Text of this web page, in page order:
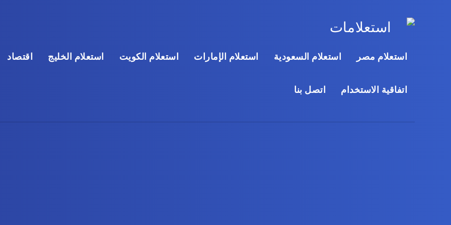
استعلام مصر استعلام السعودية استعلام الإمارات استعلام الكويت استعلام الخليج اقتصاد
اتفاقية الاستخدام اتصل بنا